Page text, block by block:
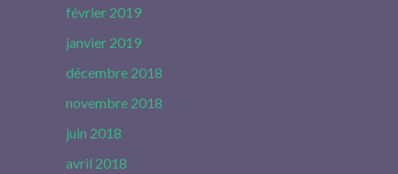
février 2019
janvier 2019
décembre 2018
novembre 2018
juin 2018
avril 2018